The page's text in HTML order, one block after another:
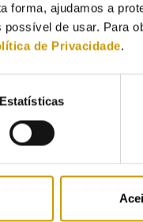
forma, ajudamos a
de usar. Para
de Privacidade.
Estatísticas
europeu e os
da integração
bem como o recente
dos mercados
de Mercados de
do Sul e o Papel do
funcionamento do
Simão - OMIP